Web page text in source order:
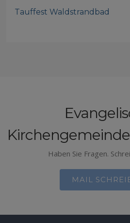
Tauffest Waldstrandbad
Haben Sie Fragen.
MAIL